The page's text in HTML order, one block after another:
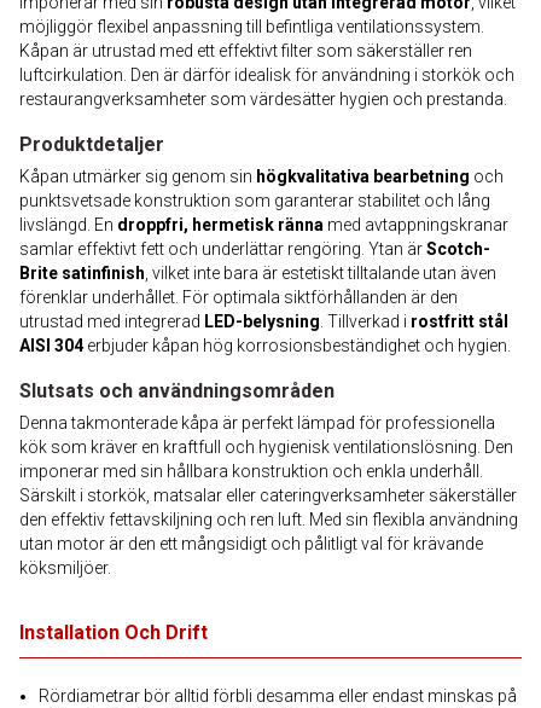
möjliggör flexibel anpassning till befintliga ventilationssystem.
Kåpan är utrustad med ett effektivt filter som säkerställer ren
luftcirkulation. Den är därför idealisk för användning i storkök och
restaurangverksamheter som värdesätter hygien och prestanda.
Produktdetaljer
Kåpan utmärker sig genom sin högkvalitativa bearbetning och
punktsvetsade konstruktion som garanterar stabilitet och lång
livslängd. En droppfri, hermetisk ränna med avtappningskranar
samlar effektivt fett och underlättar rengöring. Ytan ärScotch-
Brite satinfinish , vilket inte bara är estetiskt tilltalande utan även
förenklar underhållet. För optimala siktförhållanden är den
utrustad med integrerad LED-belysning . Tillverkad i rostfritt stål
AISI 304erbjuder kåpan hög korrosionsbeständighet och hygien.
Slutsats och användningsområden
Denna takmonterade kåpa är perfekt lämpad för professionella
kök som kräver en kraftfull och hygienisk ventilationslösning. Den
imponerar med sin hållbara konstruktion och enkla underhåll.
Särskilt i storkök, matsalar eller cateringverksamheter säkerställer
den effektiv fettavskiljning och ren luft. Med sin flexibla användning
utan motor är den ett mångsidigt och pålitligt val för krävande
köksmiljöer.
Installation Och Drift
Rördiametrar bör alltid förbli desamma eller endast minskas på